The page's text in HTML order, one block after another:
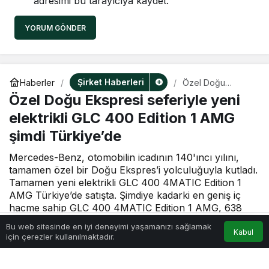
YORUM GÖNDER
Haberler Şirket Haberleri
Özel Doğu
Ekspresi seferiyle
yeni elektrikli GLC
400 Edition 1 AMG
şimdi Türkiye’de
Özel Doğu Ekspresi seferiyle yeni
elektrikli GLC 400 Edition 1 AMG
şimdi Türkiye’de
Mercedes-Benz, otomobilin icadının 140'ıncı yılını,
tamamen özel bir Doğu Ekspres’i yolculuğuyla kutladı.
Tamamen yeni elektrikli GLC 400 4MATIC Edition 1
AMG Türkiye’de satışta. Şimdiye kadarki en geniş iç
hacme sahip GLC 400 4MATIC Edition 1 AMG, 638
kilometreye kadar menzil, yalnızca 10 dakikalık şarjla
300 kilometreye kadar ek menzil ve 2,4 tona kadar
römork çekme kapasitesi sunuyor.
Bu web sitesinde en iyi deneyimi yaşamanızı sağlamak
için çerezler kullanılmaktadır.
Kabul
Anasayfa